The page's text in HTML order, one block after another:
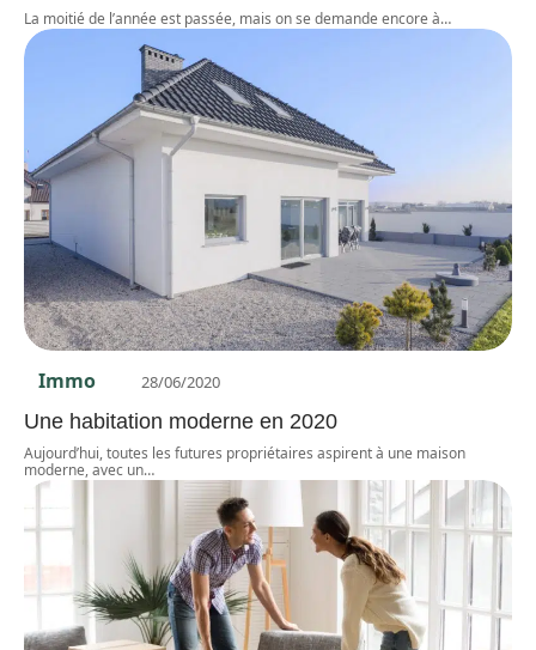
La moitié de l’année est passée, mais on se demande encore à…
Immo 28/06/2020
Une habitation moderne en 2020
Aujourd’hui, toutes les futures propriétaires aspirent à une maison
moderne, avec un…